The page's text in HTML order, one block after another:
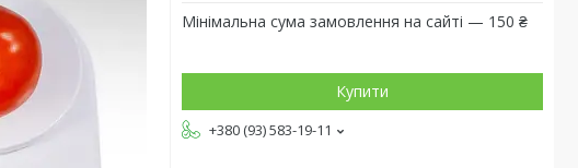
Мінімальна сума замовлення на сайті — 150 ₴
Купити
+380 (93) 583-19-11